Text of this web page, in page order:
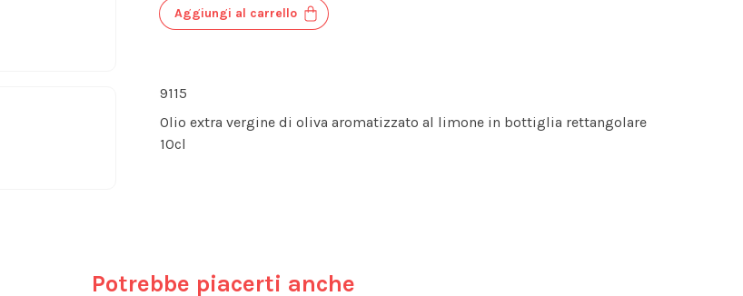
Aggiungi al carrello
9115
Olio extra vergine di oliva aromatizzato al limone in bottiglia rettangolare
10cl
Potrebbe piacerti anche